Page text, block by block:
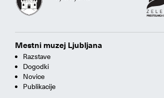
Mestni muzej Ljubljana
Razstave
Dogodki
Novice
Publikacije